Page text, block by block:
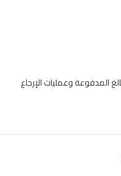
المدفوعة وعمليات الإرجاع